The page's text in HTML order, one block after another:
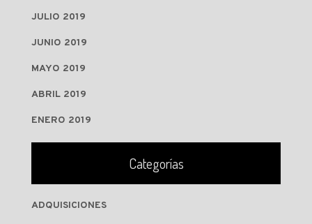
JULIO 2019
JUNIO 2019
MAYO 2019
ABRIL 2019
ENERO 2019
Categorías
ADQUISICIONES